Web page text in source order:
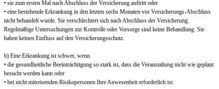
• sie zum ersten Mal nach Abschluss der Versicherung auftritt oder
• eine bestehende Erkrankung in den letzten sechs Monaten vor Versicherungs-Abschluss
nicht behandelt wurde. Sie verschlechtert sich nach Abschluss der Versicherung.
Regelmäßige Untersuchungen zur Kontrolle oder Vorsorge sind keine Behandlung. Sie
haben keinen Einfluss auf den Versicherungsschutz.
b) Eine Erkrankung ist schwer, wenn
• die gesundheitliche Beeinträchtigung so stark ist, dass die Veranstaltung nicht wie geplant
besucht werden kann oder
• bei nicht mitreisenden Risikopersonen Ihre Anwesenheit erforderlich ist.